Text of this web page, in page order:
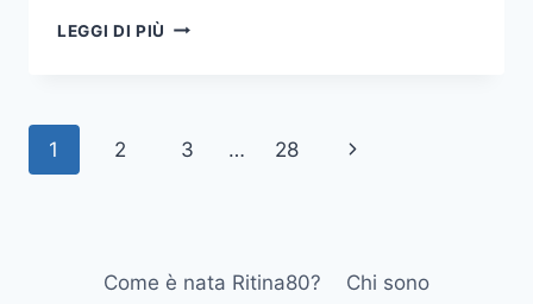
LEGGI DI PIÙ SE
FORTE
NON
Navigazione
1 2 3 … 28
Pagina
Come è nata Ritina80? Chi sono